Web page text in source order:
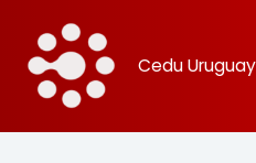
contenido
Cedu Uruguay